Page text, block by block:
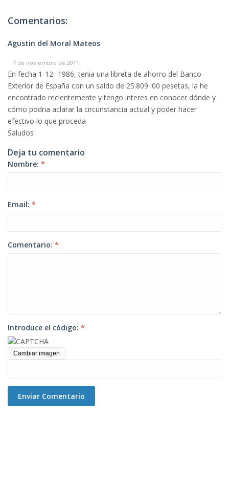
Comentarios:
Agustin del Moral Mateos
7 de noviembre de 2011
En fecha 1-12- 1986, tenia una libreta de ahorro del Banco
Exterior de España con un saldo de 25.809 :00 pesetas, la he
encontrado recientemente y tengo interes en conocer dónde y
cómo podria aclarar la circunstancia actual y poder hacer
efectivo lo que proceda
Saludos
Deja tu comentario
Nombre: *
Email: *
Comentario: *
Introduce el código: *
Cambiar imagen
Enviar Comentario